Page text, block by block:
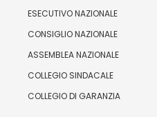
ESECUTIVO NAZIONALE
CONSIGLIO NAZIONALE
ASSEMBLEA NAZIONALE
COLLEGIO SINDACALE
COLLEGIO DI GARANZIA